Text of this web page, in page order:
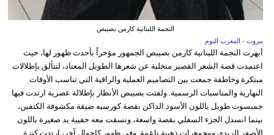
النجمة اللبنانية كارمن بصيبص
بيروت - المغرب اليوم
أبهرت النجمة اللبنانية كارمن بصيبص الجمهور مؤخراً بأحدث ظهور لها، حيث
اعتمدت قصة الشعر القصير متخلية عن شعرها الطويل المعتاد، لتتألق بإطلالات
مبتكرة وخاطفة جمعت بين التصاميم العملية والراقية التي تناسب الأوقات
النهارية والمناسبات الرسمية. ولفتت بصيبص الأنظار بإطلالة عصرية ارتدت فيها
جمبسوت طويل باللون الأسود الداكن بقصة كورسيه ضيقة مكشوفة الكتفين،
بينما انسدل الجزء السفلي بقصة واسعة، ونسقت معه حقيبة يد صغيرة باللون
الأصفر الزبدي ومجوهرات ذهبية ناعمة. وفي ظهور كاجوال آخر، ارتدت كنزة